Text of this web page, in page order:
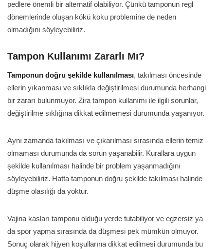
pedlere önemli bir alternatif olabiliyor. Çünkü tamponun regl
dönemlerinde oluşan kökü koku problemine de neden
olmadığını söyleyebiliriz.
Tampon Kullanımı Zararlı Mı?
Tamponun doğru şekilde kullanılması, takılması öncesinde
ellerin yıkanması ve sıklıkla değiştirilmesi durumunda herhangi
bir zararı bulunmuyor. Zira tampon kullanımı ile ilgili sorunlar,
değiştirilme sıklığına dikkat edilmemesi durumunda yaşanıyor.
Aynı zamanda takılması ve çıkarılması sırasında ellerin temiz
olmaması durumunda da sorun yaşanabilir. Kurallara uygun
şekilde kullanılması halinde bir problem yaşanmadığını
söyleyebiliriz. Hatta tamponun doğru şekilde takılması halinde
düşme olasılığı da yoktur.
Vajina kasları tamponu olduğu yerde tutabiliyor ve egzersiz ya
da spor yapma sırasında da düşmesi pek mümkün olmuyor.
Sonuç olarak hijyen koşullarına dikkat edilmesi durumunda bu